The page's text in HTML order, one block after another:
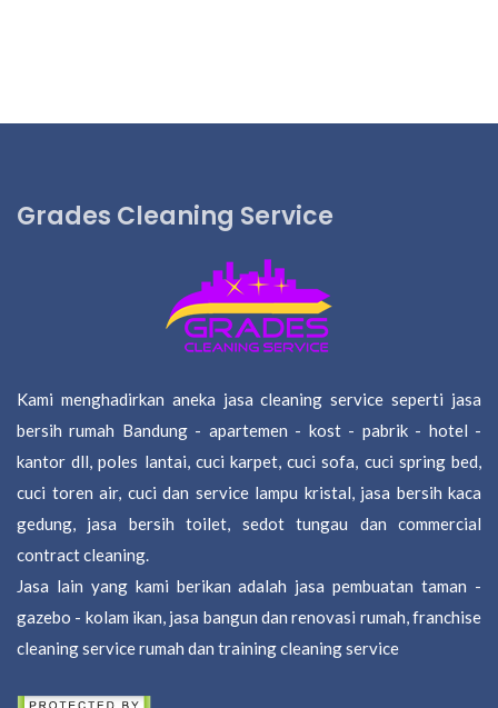
Grades Cleaning Service
Kami menghadirkan aneka jasa cleaning service seperti jasa
bersih rumah Bandung - apartemen - kost - pabrik - hotel -
kantor dll, poles lantai, cuci karpet, cuci sofa, cuci spring bed,
cuci toren air, cuci dan service lampu kristal, jasa bersih kaca
gedung, jasa bersih toilet, sedot tungau dan commercial
contract cleaning.
Jasa lain yang kami berikan adalah jasa pembuatan taman -
gazebo - kolam ikan, jasa bangun dan renovasi rumah, franchise
cleaning service rumah dan training cleaning service